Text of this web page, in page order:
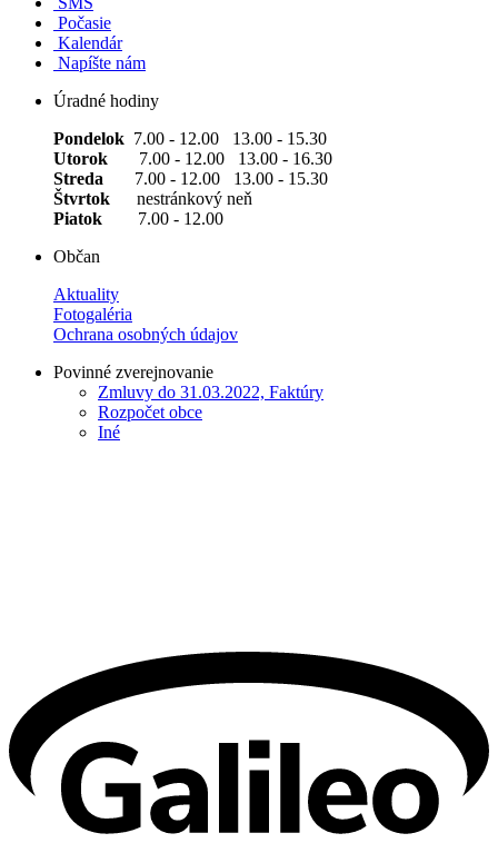
Počasie
Kalendár
Napíšte nám
Úradné hodiny
Pondelok 7.00 - 12.00 13.00 - 15.30
Utorok
7.00 - 12.00 13.00 - 16.30
Streda 7.00 - 12.00 13.00 - 15.30
Štvrtok
nestránkový neň
Piatok 7.00 - 12.00
Občan
Aktuality
Fotogaléria
Ochrana osobných údajov
Povinné zverejnovanie
Zmluvy do 31.03.2022, Faktúry
Rozpočet obce
Iné